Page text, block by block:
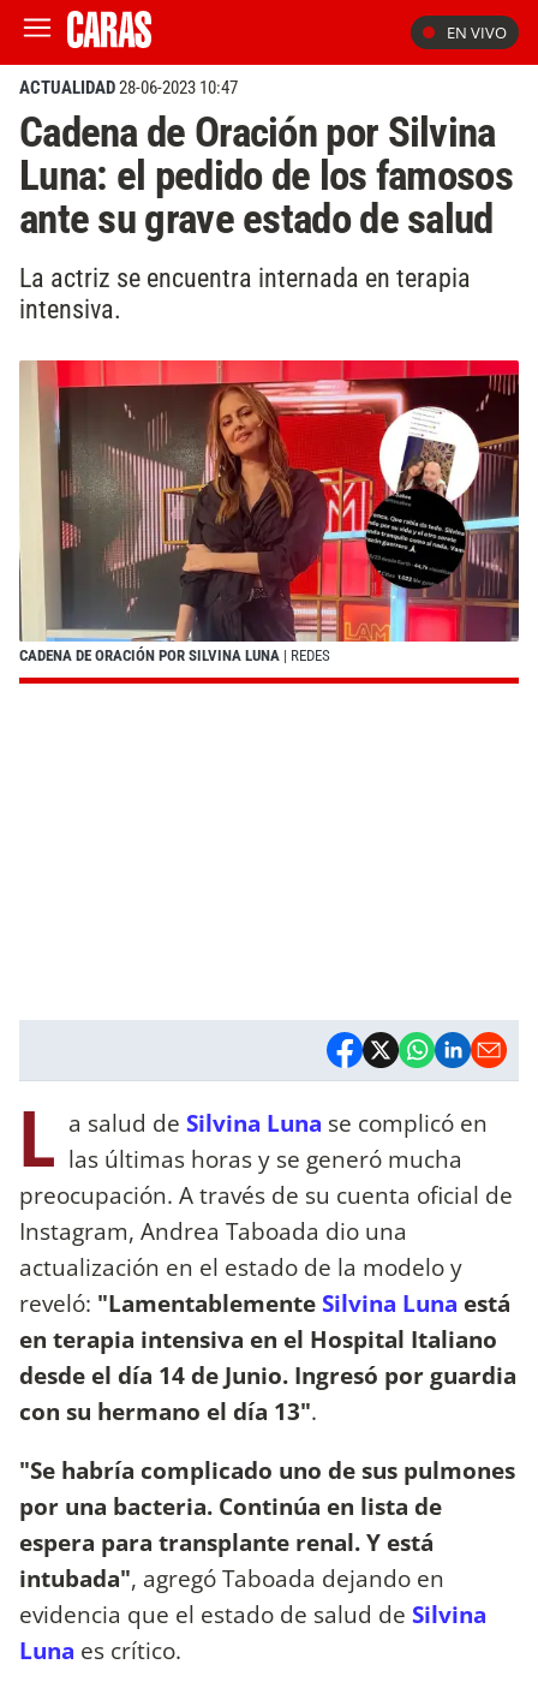
EN VIVO
ACTUALIDAD28-06-2023 10:47
Cadena de Oración por Silvina
Luna: el pedido de los famosos
ante su grave estado de salud
La actriz se encuentra internada en terapia
intensiva.
CADENA DE ORACIÓN POR SILVINA LUNA | REDES
L a salud de Silvina Luna se complicó en
las últimas horas y se generó mucha
preocupación. A través de su cuenta oficial de
Instagram, Andrea Taboada dio una
actualización en el estado de la modelo y
reveló: "LamentablementeSilvina Luna está
en terapia intensiva en el Hospital Italiano
desde el día 14 de Junio. Ingresó por guardia
con su hermano el día 13".
"Se habría complicado uno de sus pulmones
por una bacteria. Continúa en lista de
espera para transplante renal. Y está
intubada", agregó Taboada dejando en
evidencia que el estado de salud de Silvina
Luna es crítico.